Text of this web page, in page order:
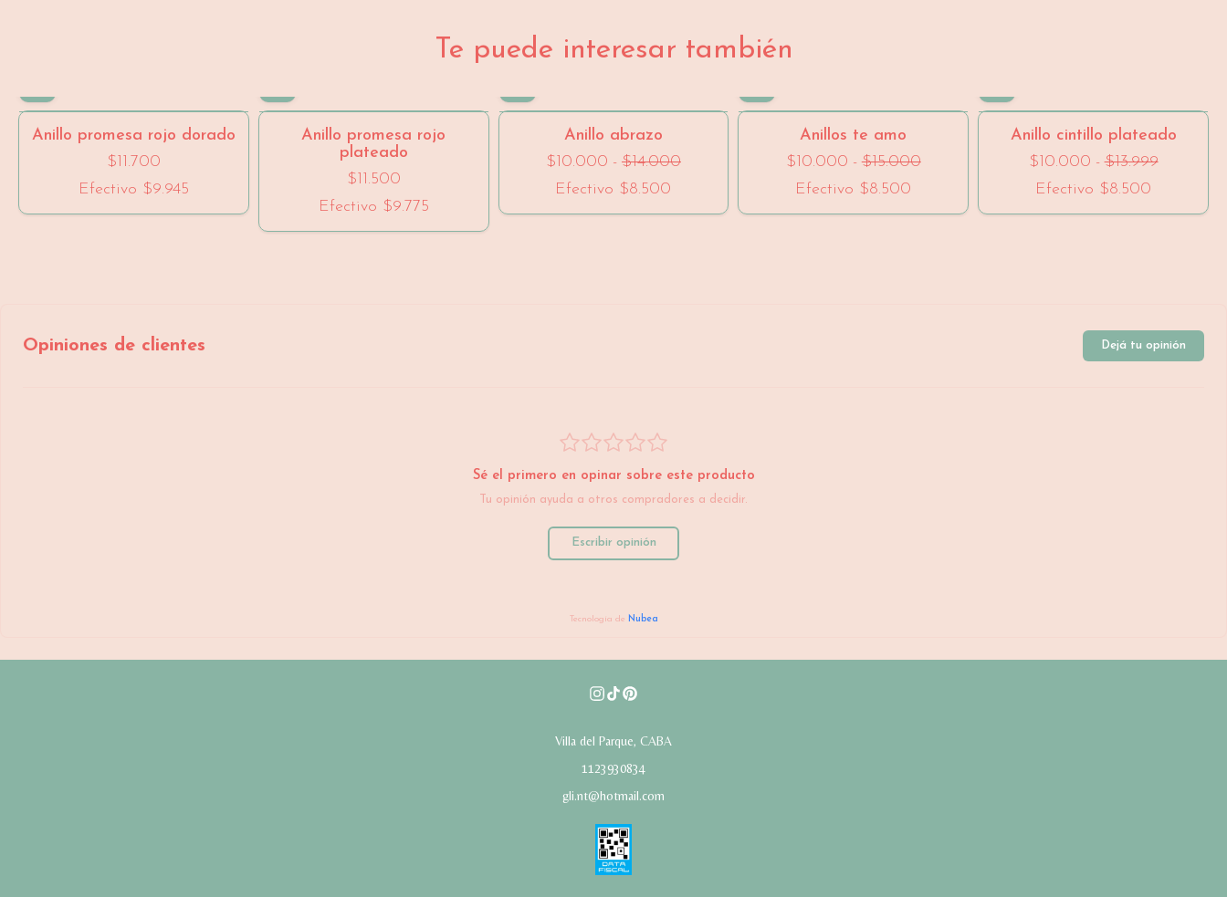
Te puede interesar también
Anillo promesa rojo dorado
$11.700
Efectivo $9.945
Anillo promesa rojo
plateado
$11.500
Efectivo $9.775
Anillo abrazo
$10.000 - $14.000
Efectivo $8.500
Anillos te amo
$10.000 - $15.000
Efectivo $8.500
- 28 %
Anillo cintillo plateado
$10.000 - $13.999
Efectivo $8.500
Opiniones de clientes Dejá tu opinión
Sé el primero en opinar sobre este producto
Tu opinión ayuda a otros compradores a decidir.
Escribir opinión
Tecnología de Nubea
Villa del Parque, CABA
1123930834
gli.nt@hotmail.com